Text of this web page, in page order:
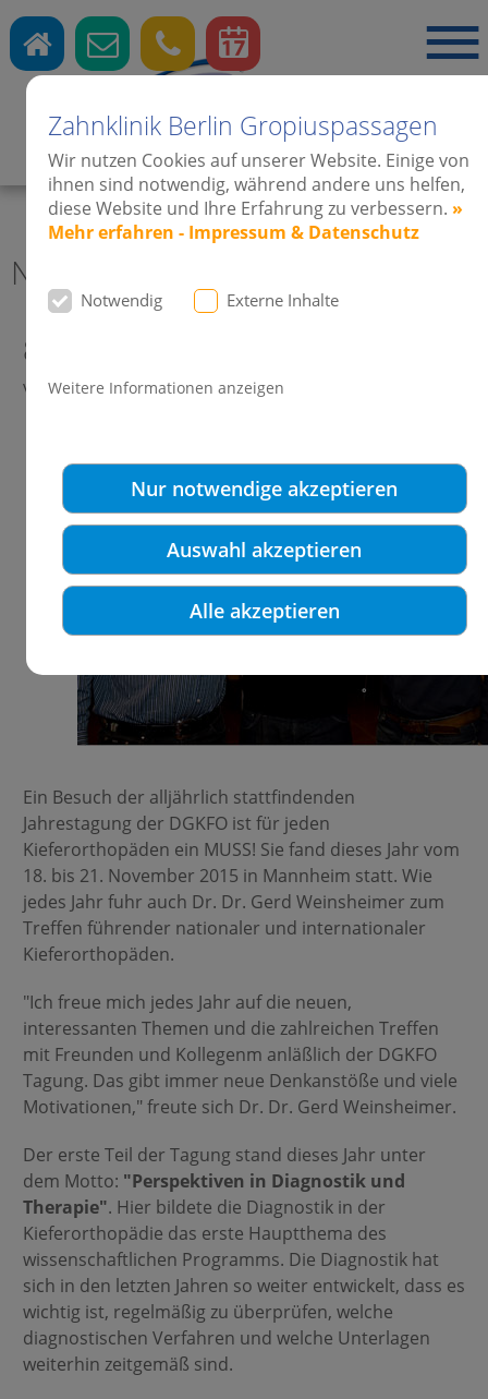
Zahnklinik Berlin Gropiuspassagen
Wir nutzen Cookies auf unserer Website. Einige von
ihnen sind notwendig, während andere uns helfen,
diese Website und Ihre Erfahrung zu verbessern. »
Mehr erfahren - Impressum & Datenschutz
Notwendig Externe Inhalte
Weitere Informationen anzeigen
Nur notwendige akzeptieren
Auswahl akzeptieren
Alle akzeptieren
Zahnärzte ·Kieferorthopädie ·Implantate
News 2015 Zahnklinik Berlin
88. Jahrestagung DGKFO 2015 ein
voller Erfolg!
Ein Besuch der alljährlich stattfindenden
Jahrestagung der DGKFO ist für jeden
Kieferorthopäden ein MUSS! Sie fand dieses Jahr vom
18. bis 21. November 2015 in Mannheim statt. Wie
jedes Jahr fuhr auch Dr. Dr. Gerd Weinsheimer zum
Treffen führender nationaler und internationaler
Kieferorthopäden.
"Ich freue mich jedes Jahr auf die neuen,
interessanten Themen und die zahlreichen Treffen
mit Freunden und Kollegenm anläßlich der DGKFO
Tagung. Das gibt immer neue Denkanstöße und viele
Motivationen," freute sich Dr. Dr. Gerd Weinsheimer.
Der erste Teil der Tagung stand dieses Jahr unter
dem Motto: "Perspektiven in Diagnostik und
Therapie". Hier bildete die Diagnostik in der
Kieferorthopädie das erste Hauptthema des
wissenschaftlichen Programms. Die Diagnostik hat
sich in den letzten Jahren so weiter entwickelt, dass es
wichtig ist, regelmäßig zu überprüfen, welche
diagnostischen Verfahren und welche Unterlagen
weiterhin zeitgemäß sind.